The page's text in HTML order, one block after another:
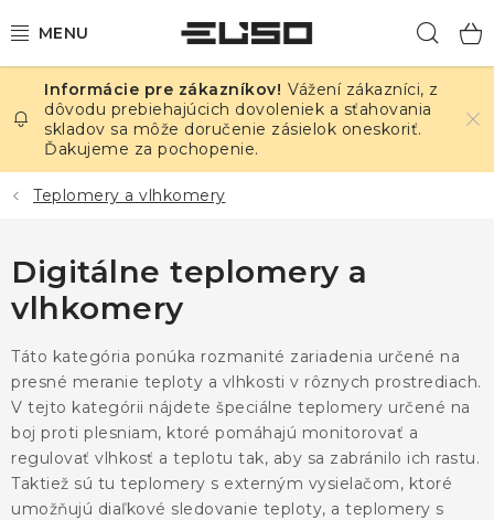
na
ELEKTRINA
TEPLOTA A VLHKOSŤ
TLAK A ÚNIKY
ZÁZNAMNÍKY
KALIBRÁCIA
TLAČ DPS
OSTATNÉ
KONTAKTY
Vážení zákazníci, z
dôvodu prebiehajúcich dovoleniek a sťahovania
skladov sa môže doručenie zásielok oneskoriť.
Ďakujeme za pochopenie.
Teplomery a vlhkomery
Digitálne teplomery a
vlhkomery
Táto kategória ponúka rozmanité zariadenia určené na
presné meranie teploty a vlhkosti v rôznych prostrediach.
V tejto kategórii nájdete špeciálne teplomery určené na
boj proti plesniam, ktoré pomáhajú monitorovať a
regulovať vlhkosť a teplotu tak, aby sa zabránilo ich rastu.
Taktiež sú tu teplomery s externým vysielačom, ktoré
umožňujú diaľkové sledovanie teploty, a teplomery s